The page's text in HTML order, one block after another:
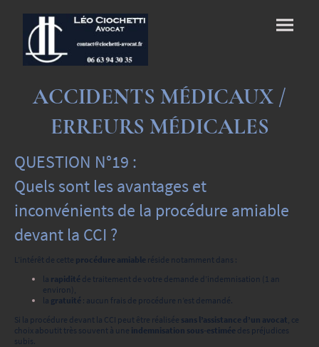
ACCIDENTS MÉDICAUX /
ERREURS MÉDICALES
QUESTION N°19 :
Quels sont les avantages et
inconvénients de la procédure amiable
devant la CCI ?
L’intérêt de cette procédure amiable réside notamment dans :
la rapidité de traitement de votre demande d’indemnisation (1 an
environ),
la gratuité : aucun frais de procédure n’est demandé.
Si la procédure devant la CCI peut être réalisée sans l’assistance d’un avocat, ce
choix aboutit très souvent à une indemnisation sous-estimée des préjudices
subis.